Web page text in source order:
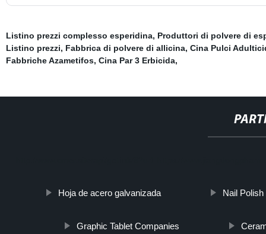
Listino prezzi complesso esperidina, Produttori di polvere di
Listino prezzi, Fabbrica di polvere di allicina, Cina Pulci
Fabbriche Azametifos, Cina Par 3 Erbicida,
Hoja de acero galvanizada Nail Polish
Graphic Tablet Companies